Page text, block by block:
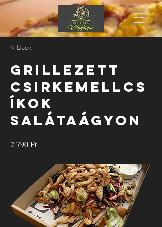
< Back
Grillezett
csirkemellcs
íkok
salátaágyon
2 790 Ft